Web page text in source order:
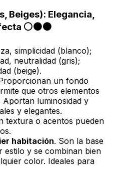
Beiges): Elegancia,
⚪⚫🟤
simplicidad (blanco);
neutralidad (gris);
(beige).
un fondo
que otros elementos
Aportan luminosidad y
y elegantes.
textura o acentos pueden
habitación. Son la base
estilo y se combinan bien
color. Ideales para